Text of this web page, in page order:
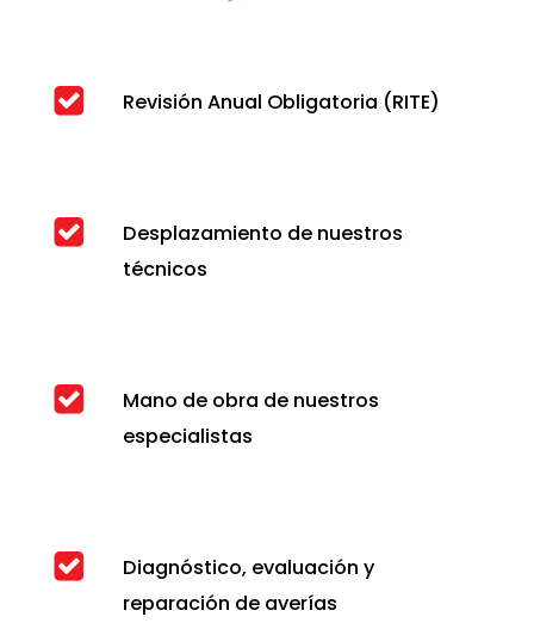
Revisión Anual Obligatoria (RITE)
Desplazamiento de nuestros
técnicos
Mano de obra de nuestros
especialistas
Diagnóstico, evaluación y
reparación de averías